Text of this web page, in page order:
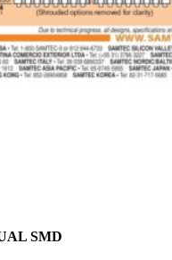
SMD